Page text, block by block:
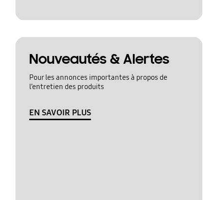
Nouveautés & Alertes
Pour les annonces importantes à propos de
l’entretien des produits
EN SAVOIR PLUS